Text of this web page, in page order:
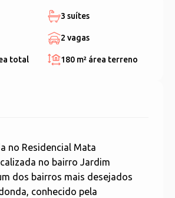
3 suítes
2 vagas
total 180 m² área terreno
no Residencial Mata
no bairro Jardim
dos bairros mais desejados
conhecido pela